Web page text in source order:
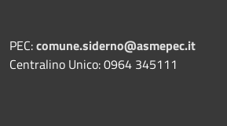
PEC:comune.siderno@asmepec.it
Centralino Unico: 0964 345111